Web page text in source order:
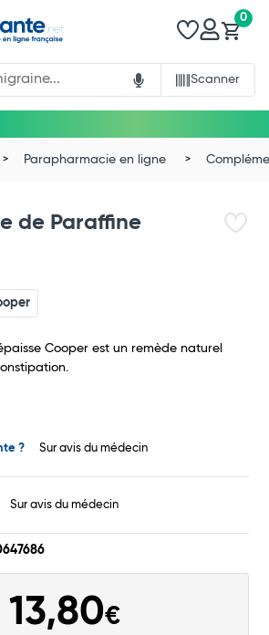
Scanner
0
Commander
Parapharmacie en ligne
de Paraffine
Cooper est un remède naturel
? Sur avis du médecin
Sur avis du médecin
13,80€